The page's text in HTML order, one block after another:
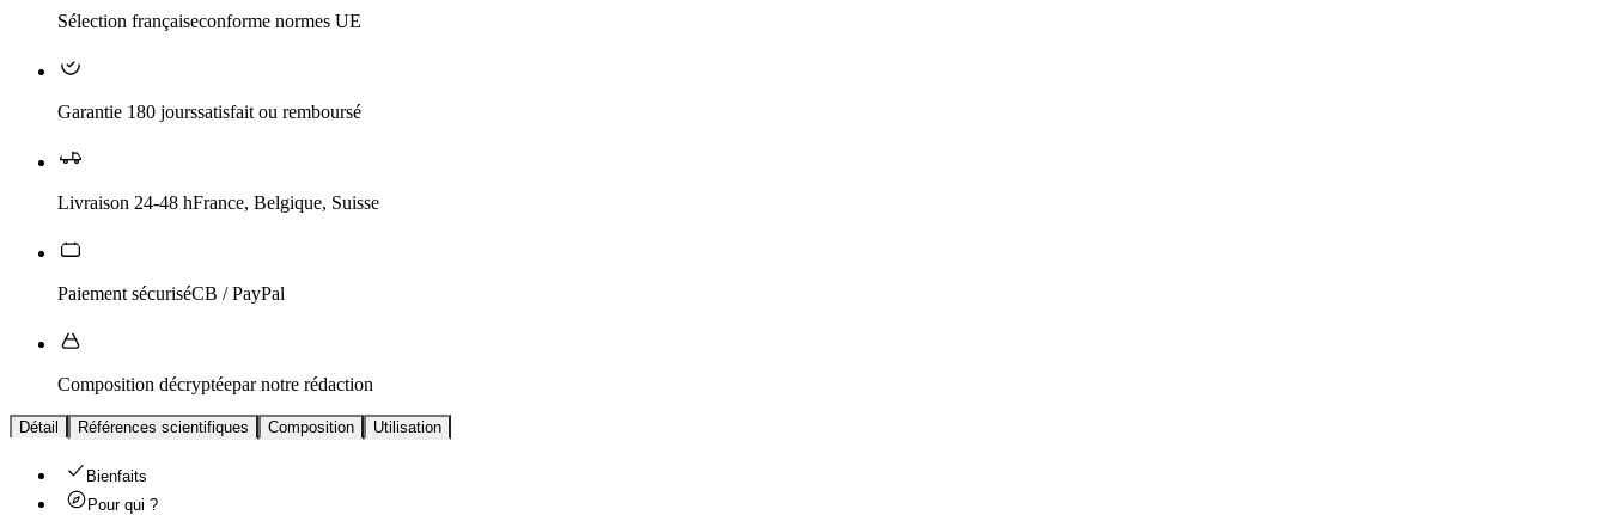
Sélection françaiseconforme normes UE
Garantie 180 jourssatisfait ou remboursé
Livraison 24-48 hFrance, Belgique, Suisse
Paiement sécuriséCB / PayPal
Composition décryptéepar notre rédaction
Détail Références scientifiques Composition Utilisation
Bienfaits
Pour qui ?